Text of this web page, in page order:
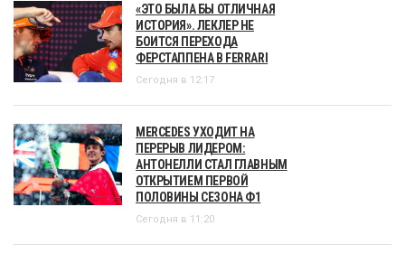
«ЭТО БЫЛА БЫ ОТЛИЧНАЯ
ИСТОРИЯ». ЛЕКЛЕР НЕ
БОИТСЯ ПЕРЕХОДА
ФЕРСТАППЕНА В FERRARI
Сегодня в 12:17
MERCEDES УХОДИТ НА
ПЕРЕРЫВ ЛИДЕРОМ:
АНТОНЕЛЛИ СТАЛ ГЛАВНЫМ
ОТКРЫТИЕМ ПЕРВОЙ
ПОЛОВИНЫ СЕЗОНА Ф1
Сегодня в 11:20